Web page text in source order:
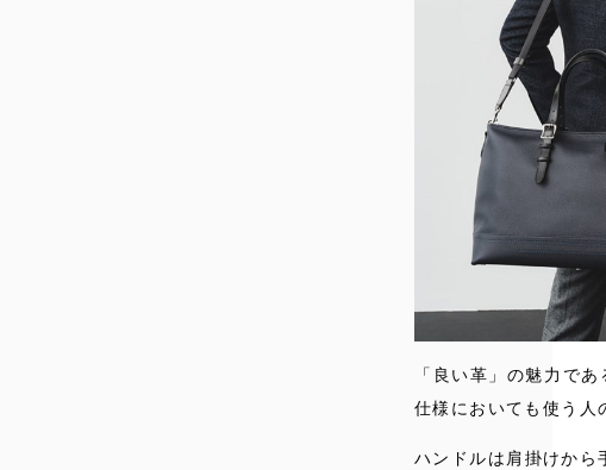
「良い革」の魅力で
仕様においても使う人
ハンドルは肩掛けから